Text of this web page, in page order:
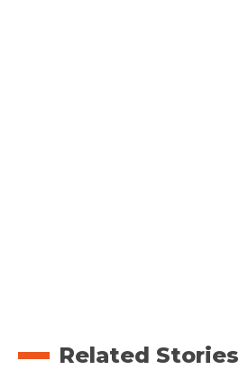
Related Stories